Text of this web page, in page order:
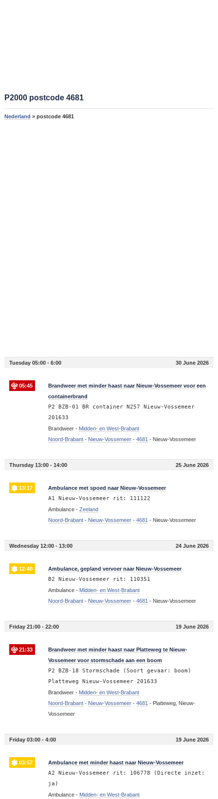
P2000 postcode 4681
Nederland > postcode 4681
Tuesday 05:00 - 6:00 30 June 2026
05:45
Brandweer met minder haast naar Nieuw-Vossemeer voor een
containerbrand
P2 BZB-01 BR container N257 Nieuw-Vossemeer
201633
Brandweer - Midden- en West-Brabant
Noord-Brabant- Nieuw-Vossemeer- 4681- Nieuw-Vossemeer
Thursday 13:00 - 14:00 25 June 2026
13:17 Ambulance met spoed naar Nieuw-Vossemeer
A1 Nieuw-Vossemeer rit: 111122
Ambulance - Zeeland
Noord-Brabant- Nieuw-Vossemeer- 4681- Nieuw-Vossemeer
Wednesday 12:00 - 13:00 24 June 2026
12:40 Ambulance, gepland vervoer naar Nieuw-Vossemeer
B2 Nieuw-Vossemeer rit: 110351
Ambulance - Midden- en West-Brabant
Noord-Brabant- Nieuw-Vossemeer- 4681- Nieuw-Vossemeer
Friday 21:00 - 22:00 19 June 2026
21:33
Brandweer met minder haast naar Platteweg te Nieuw-
Vossemeer voor stormschade aan een boom
P2 BZB-18 Stormschade (Soort gevaar: boom)
Platteweg Nieuw-Vossemeer 201633
Brandweer - Midden- en West-Brabant
Noord-Brabant- Nieuw-Vossemeer- 4681- Platteweg, Nieuw-
Vossemeer
Friday 03:00 - 4:00 19 June 2026
03:57 Ambulance met minder haast naar Nieuw-Vossemeer
A2 Nieuw-Vossemeer rit: 106778 (Directe inzet:
ja)
Ambulance - Midden- en West-Brabant